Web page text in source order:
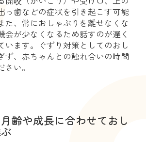
っ歯などの症状を引き起こす可能
た、常におしゃぶりを離せなくな
会が少なくなるため話すのが遅く
います。ぐずり対策としてのおし
ず、赤ちゃんとの触れ合いの時間
い。
齢や成長に合わせておし